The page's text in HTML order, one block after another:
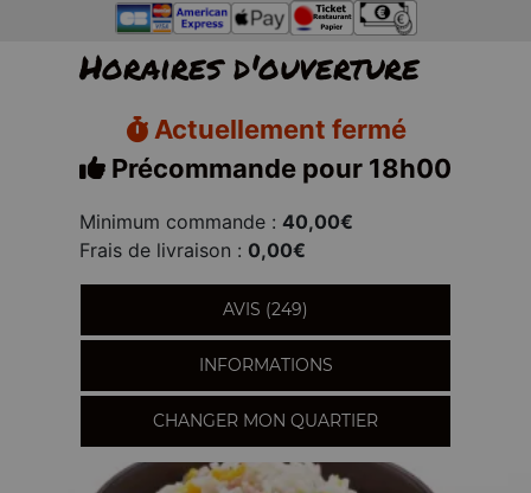
Horaires d'ouverture
Actuellement fermé
Précommande pour 18h00
Minimum commande : 40,00€
Frais de livraison : 0,00€
AVIS (249)
INFORMATIONS
CHANGER MON QUARTIER